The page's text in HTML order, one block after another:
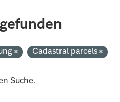
Cadastral parcels
Suche.